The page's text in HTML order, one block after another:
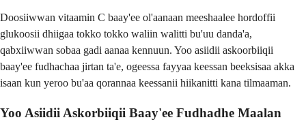
Doosiiwwan vitaamin C baay'ee ol'aanaan meeshaalee hordoffii
glukoosii dhiigaa tokko tokko waliin walitti bu'uu danda'a,
qabxiiwwan sobaa gadi aanaa kennuun. Yoo asiidii askoorbiiqii
baay'ee fudhachaa jirtan ta'e, ogeessa fayyaa keessan beeksisaa akka
isaan kun yeroo bu'aa qorannaa keessanii hiikanitti kana tilmaaman.
Yoo Asiidii Askorbiiqii Baay'ee Fudhadhe Maalan